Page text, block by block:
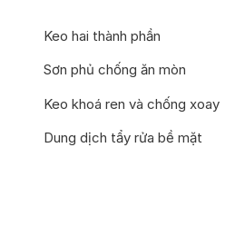
Keo hai thành phần
Sơn phủ chống ăn mòn
Keo khoá ren và chống xoay
Dung dịch tẩy rửa bề mặt